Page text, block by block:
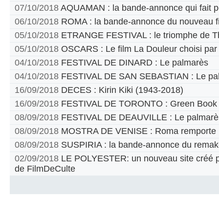
07/10/2018 AQUAMAN : la bande-annonce qui fait
06/10/2018 ROMA : la bande-annonce du nouveau
05/10/2018 ETRANGE FESTIVAL : le triomphe de
05/10/2018 OSCARS : Le film La Douleur choisi
04/10/2018 FESTIVAL DE DINARD : Le palmarès
04/10/2018 FESTIVAL DE SAN SEBASTIAN : Le
16/09/2018 DECES : Kirin Kiki (1943-2018)
16/09/2018 FESTIVAL DE TORONTO : Green
08/09/2018 FESTIVAL DE DEAUVILLE : Le
08/09/2018 MOSTRA DE VENISE : Roma remporte
08/09/2018 SUSPIRIA : la bande-annonce du
02/09/2018 LE POLYESTER: un nouveau site créé
de FilmDeCulte